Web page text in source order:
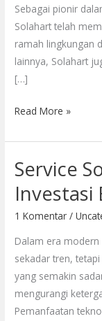
Sebagai pionir
Solahart telah
ramah lingkungan
lainnya, Solahart
[…]
Read More »
Service
Investasi
1 Komentar /
Dalam era modern
sekadar tren,
yang semakin
mengurangi
Pemanfaatan
Service
Surabaya:
Investasi
Energi
Bersih!